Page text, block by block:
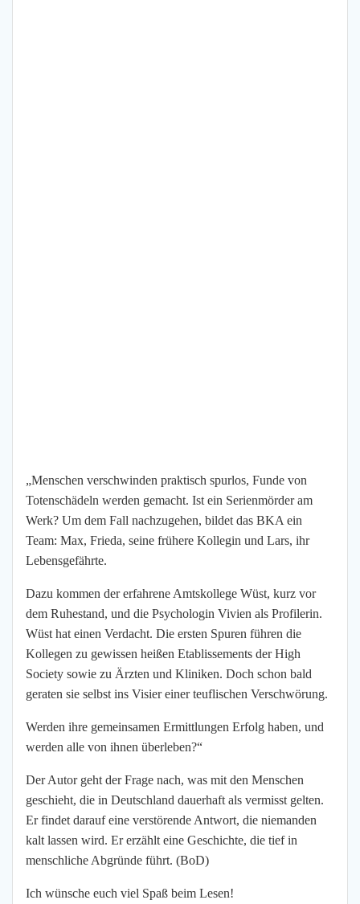
„Menschen verschwinden praktisch spurlos, Funde von
Totenschädeln werden gemacht. Ist ein Serienmörder am
Werk? Um dem Fall nachzugehen, bildet das BKA ein
Team: Max, Frieda, seine frühere Kollegin und Lars, ihr
Lebensgefährte.
Dazu kommen der erfahrene Amtskollege Wüst, kurz vor
dem Ruhestand, und die Psychologin Vivien als Profilerin.
Wüst hat einen Verdacht. Die ersten Spuren führen die
Kollegen zu gewissen heißen Etablissements der High
Society sowie zu Ärzten und Kliniken. Doch schon bald
geraten sie selbst ins Visier einer teuflischen Verschwörung.
Werden ihre gemeinsamen Ermittlungen Erfolg haben, und
werden alle von ihnen überleben?“
Der Autor geht der Frage nach, was mit den Menschen
geschieht, die in Deutschland dauerhaft als vermisst gelten.
Er findet darauf eine verstörende Antwort, die niemanden
kalt lassen wird. Er erzählt eine Geschichte, die tief in
menschliche Abgründe führt. (BoD)
Ich wünsche euch viel Spaß beim Lesen!